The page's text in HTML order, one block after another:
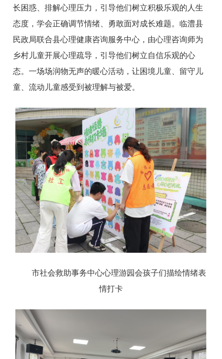
长困惑、排解心理压力，引导他们树立积极乐观的人生
态度，学会正确调节情绪、勇敢面对成长难题。临澧县
民政局联合县心理健康咨询服务中心，由心理咨询师为
乡村儿童开展心理疏导，引导他们树立自信乐观的心
态。一场场润物无声的暖心活动，让困境儿童、留守儿
童、流动儿童感受到被理解与被爱。
市社会救助事务中心心理游园会孩子们描绘情绪表
情打卡